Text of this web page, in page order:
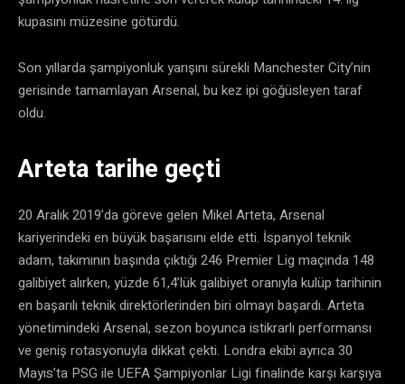
kupasını müzesine götürdü.
Son yıllarda şampiyonluk yarışını sürekli Manchester City’nin
gerisinde tamamlayan Arsenal, bu kez ipi göğüsleyen taraf
oldu.
Arteta tarihe geçti
20 Aralık 2019’da göreve gelen Mikel Arteta, Arsenal
kariyerindeki en büyük başarısını elde etti. İspanyol teknik
adam, takımının başında çıktığı 246 Premier Lig maçında 148
galibiyet alırken, yüzde 61,4’lük galibiyet oranıyla kulüp tarihinin
en başarılı teknik direktörlerinden biri olmayı başardı. Arteta
yönetimindeki Arsenal, sezon boyunca istikrarlı performansı
ve geniş rotasyonuyla dikkat çekti. Londra ekibi ayrıca 30
Mayıs’ta PSG ile UEFA Şampiyonlar Ligi finalinde karşı karşıya